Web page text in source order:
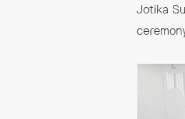
Jotika